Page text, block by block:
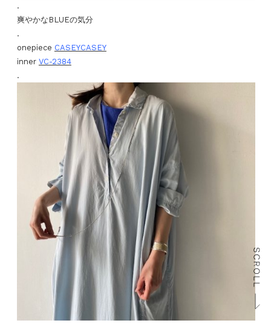
.
爽やかなBLUEの気分
.
onepiece CASEYCASEY
inner VC-2384
.